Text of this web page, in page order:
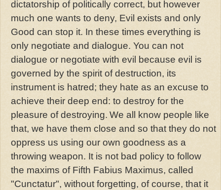
dictatorship of politically correct, but however
much one wants to deny, Evil exists and only
Good can stop it. In these times everything is
only negotiate and dialogue. You can not
dialogue or negotiate with evil because evil is
governed by the spirit of destruction, its
instrument is hatred; they hate as an excuse to
achieve their deep end: to destroy for the
pleasure of destroying. We all know people like
that, we have them close and so that they do not
oppress us using our own goodness as a
throwing weapon. It is not bad policy to follow
the maxims of Fifth Fabius Maximus, called
"Cunctatur", without forgetting, of course, that it